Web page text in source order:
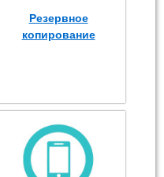
Резервное
копирование